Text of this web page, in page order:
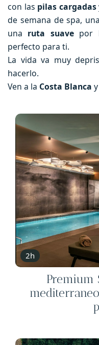
con las pilas cargadas
de semana de spa,
una ruta suavepor
perfecto para ti.
La vida va muy
hacerlo.
Ven a la Costa Blanca
2h
Premium